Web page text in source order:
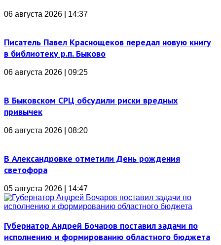
06 августа 2026 | 14:37
Писатель Павел Краснощеков передал новую книгу
в библиотеку р.п. Быково
06 августа 2026 | 09:25
В Быковском СРЦ обсудили риски вредных
привычек
06 августа 2026 | 08:20
В Александровке отметили День рождения
светофора
05 августа 2026 | 14:47
Губернатор Андрей Бочаров поставил задачи по
исполнению и формированию областного бюджета